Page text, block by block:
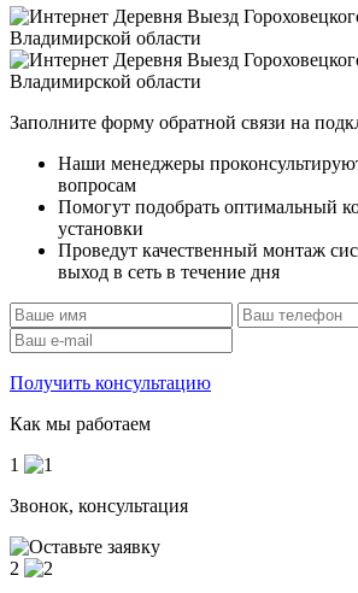
Заполните форму обратной связи на
Наши менеджеры
вопросам
Помогут подобрать оптимальный
установки
Проведут качественный монтаж
выход в сеть в течение дня
Получить консультацию
Как мы работаем
1
Звонок, консультация
2